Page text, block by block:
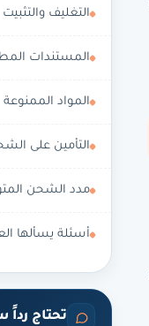
التغليف والتثبيت
المستندات
المواد الممنوعة
التأمين على
مدد الشحن
أسئلة يسألها
تحتاج رداً